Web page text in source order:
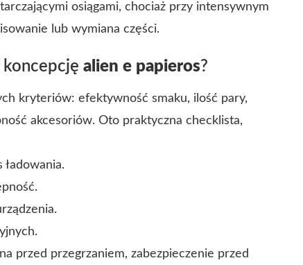
osiągami, chociaż przy intensywnym
lub wymiana części.
koncepcję alien e papieros?
kryteriów: efektywność smaku, ilość pary,
akcesoriów. Oto praktyczna checklista,
przed przegrzaniem, zabezpieczenie przed